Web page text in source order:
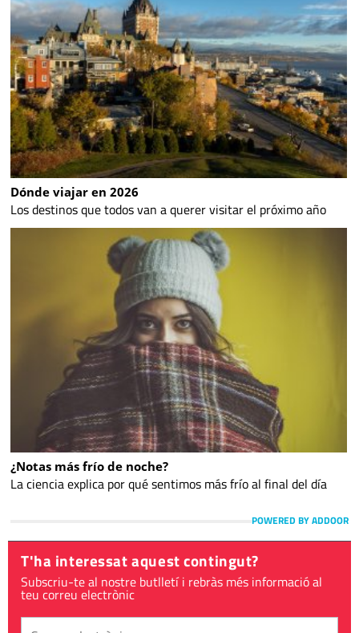
Dónde viajar en 2026
Los destinos que todos van a querer visitar el próximo año
¿Notas más frío de noche?
La ciencia explica por qué sentimos más frío al final del día
POWERED BY ADDOOR
T'ha interessat aquest contingut?
Subscriu-te al nostre butlletí i rebràs més informació al
teu correu electrònic